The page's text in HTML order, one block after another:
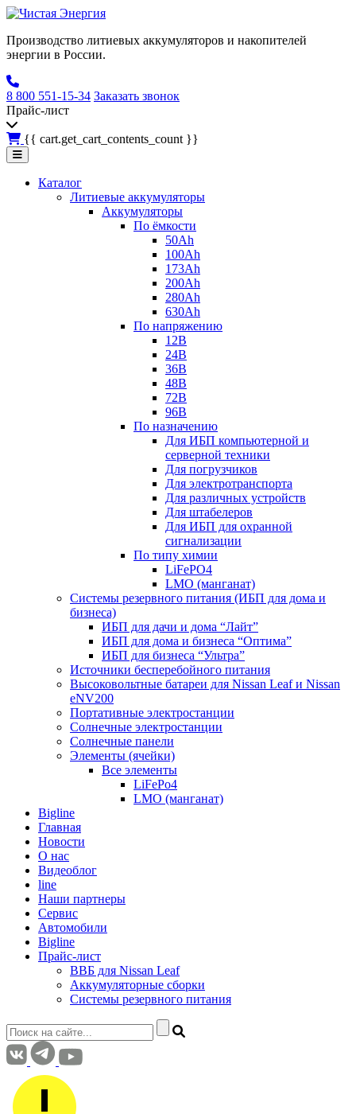
Производство литиевых аккумуляторов и накопителей
энергии в России.
8 800 551-15-34 Заказать звонок
Прайс-лист
{{ cart.get_cart_contents_count }}
Каталог
Литиевые аккумуляторы
Аккумуляторы
По ёмкости
50Ah
100Ah
173Ah
200Ah
280Ah
630Ah
По напряжению
12В
24В
36В
48В
72В
96В
По назначению
Для ИБП компьютерной и
серверной техники
Для погрузчиков
Для электротранспорта
Для различных устройств
Для штабелеров
Для ИБП для охранной
сигнализации
По типу химии
LiFePO4
LMO (манганат)
Системы резервного питания (ИБП для дома и
бизнеса)
ИБП для дачи и дома “Лайт”
ИБП для дома и бизнеса “Оптима”
ИБП для бизнеса “Ультра”
Источники бесперебойного питания
Высоковольтные батареи для Nissan Leaf и Nissan
eNV200
Портативные электростанции
Солнечные электростанции
Солнечные панели
Элементы (ячейки)
Все элементы
LiFePo4
LMO (манганат)
Bigline
Главная
Новости
О нас
Видеоблог
line
Наши партнеры
Сервис
Автомобили
Bigline
Прайс-лист
ВВБ для Nissan Leaf
Аккумуляторные сборки
Системы резервного питания